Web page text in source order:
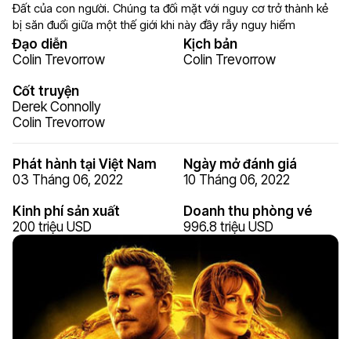
Đất của con người. Chúng ta đối mặt với nguy cơ trở thành kẻ
bị săn đuổi giữa một thế giới khi này đầy rẫy nguy hiểm
Đạo diễn
Colin Trevorrow
Kịch bản
Colin Trevorrow
Cốt truyện
Derek Connolly
Colin Trevorrow
Phát hành tại Việt Nam
03 Tháng 06, 2022
Ngày mở đánh giá
10 Tháng 06, 2022
Kinh phí sản xuất
200 triệu USD
Doanh thu phòng vé
996.8 triệu USD